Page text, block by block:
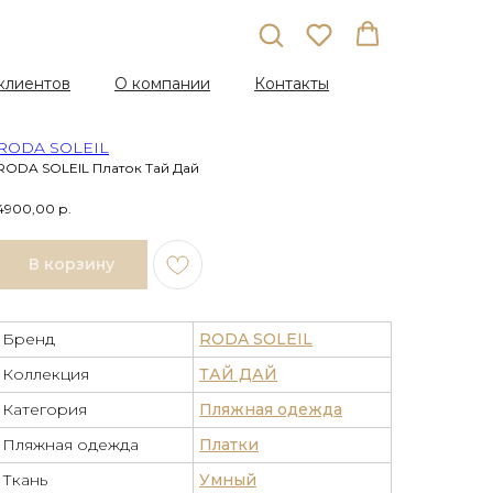
О компании Контакты
SOLEIL Платок Тай Дай
SOLEIL
р.
В корзину
Бренд
RODA SOLEIL
Коллекция
ТАЙ ДАЙ
Категория
Пляжная одежда
Пляжная одежда
Платки
Ткань
Умный